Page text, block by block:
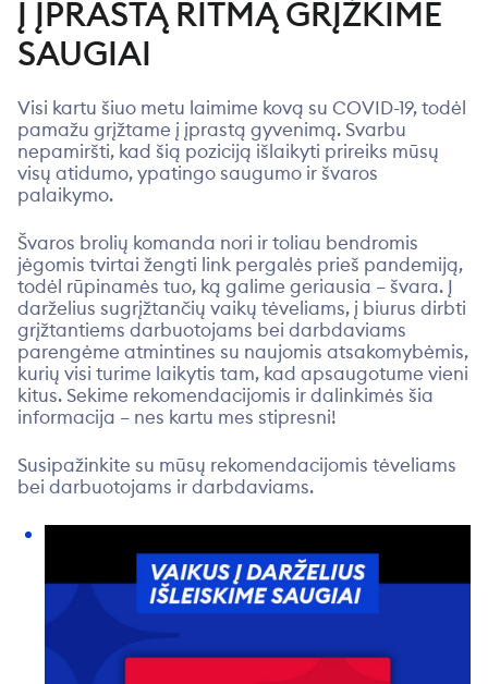
Į ĮPRASTĄ RITMĄ GRĮŽKIME
SAUGIAI
Visi kartu šiuo metu laimime kovą su COVID-19, todėl
pamažu grįžtame į įprastą gyvenimą. Svarbu
nepamiršti, kad šią poziciją išlaikyti prireiks mūsų
visų atidumo, ypatingo saugumo ir švaros
palaikymo.
Švaros brolių komanda nori ir toliau bendromis
jėgomis tvirtai žengti link pergalės prieš pandemiją,
todėl rūpinamės tuo, ką galime geriausia – švara. Į
darželius sugrįžtančių vaikų tėveliams, į biurus dirbti
grįžtantiems darbuotojams bei darbdaviams
parengėme atmintines su naujomis atsakomybėmis,
kurių visi turime laikytis tam, kad apsaugotume vieni
kitus. Sekime rekomendacijomis ir dalinkimės šia
informacija – nes kartu mes stipresni!
Susipažinkite su mūsų rekomendacijomis tėveliams
bei darbuotojams ir darbdaviams.